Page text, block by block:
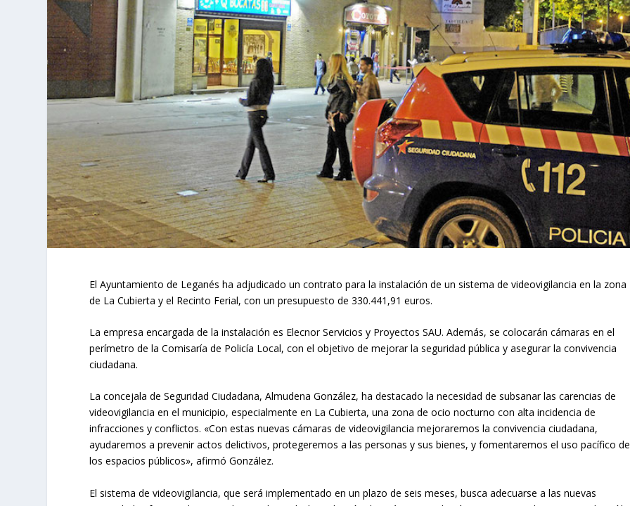
El Ayuntamiento de Leganés ha adjudicado un contrato para la instalación de un sistema de videovigilancia en la zona
de La Cubierta y el Recinto Ferial, con un presupuesto de 330.441,91 euros.
La empresa encargada de la instalación es Elecnor Servicios y Proyectos SAU. Además, se colocarán cámaras en el
perímetro de la Comisaría de Policía Local, con el objetivo de mejorar la seguridad pública y asegurar la convivencia
ciudadana.
La concejala de Seguridad Ciudadana, Almudena González, ha destacado la necesidad de subsanar las carencias de
videovigilancia en el municipio, especialmente en La Cubierta, una zona de ocio nocturno con alta incidencia de
infracciones y conflictos. «Con estas nuevas cámaras de videovigilancia mejoraremos la convivencia ciudadana,
ayudaremos a prevenir actos delictivos, protegeremos a las personas y sus bienes, y fomentaremos el uso pacífico de
los espacios públicos», afirmó González.
El sistema de videovigilancia, que será implementado en un plazo de seis meses, busca adecuarse a las nuevas